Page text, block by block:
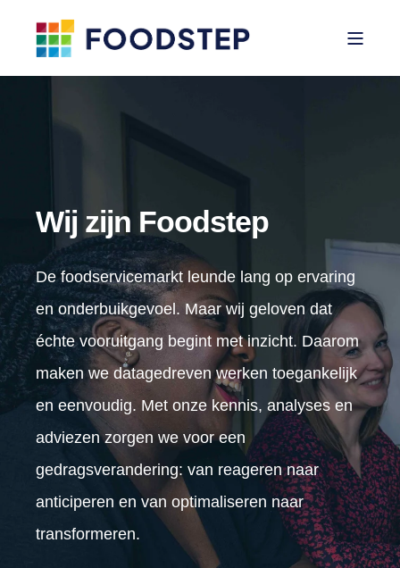
Wij zijn Foodstep
De foodservicemarkt leunde lang op ervaring
en onderbuikgevoel. Maar wij geloven dat
échte vooruitgang begint met inzicht. Daarom
maken we datagedreven werken toegankelijk
en eenvoudig. Met onze kennis, analyses en
adviezen zorgen we voor een
gedragsverandering: van reageren naar
anticiperen en van optimaliseren naar
transformeren.